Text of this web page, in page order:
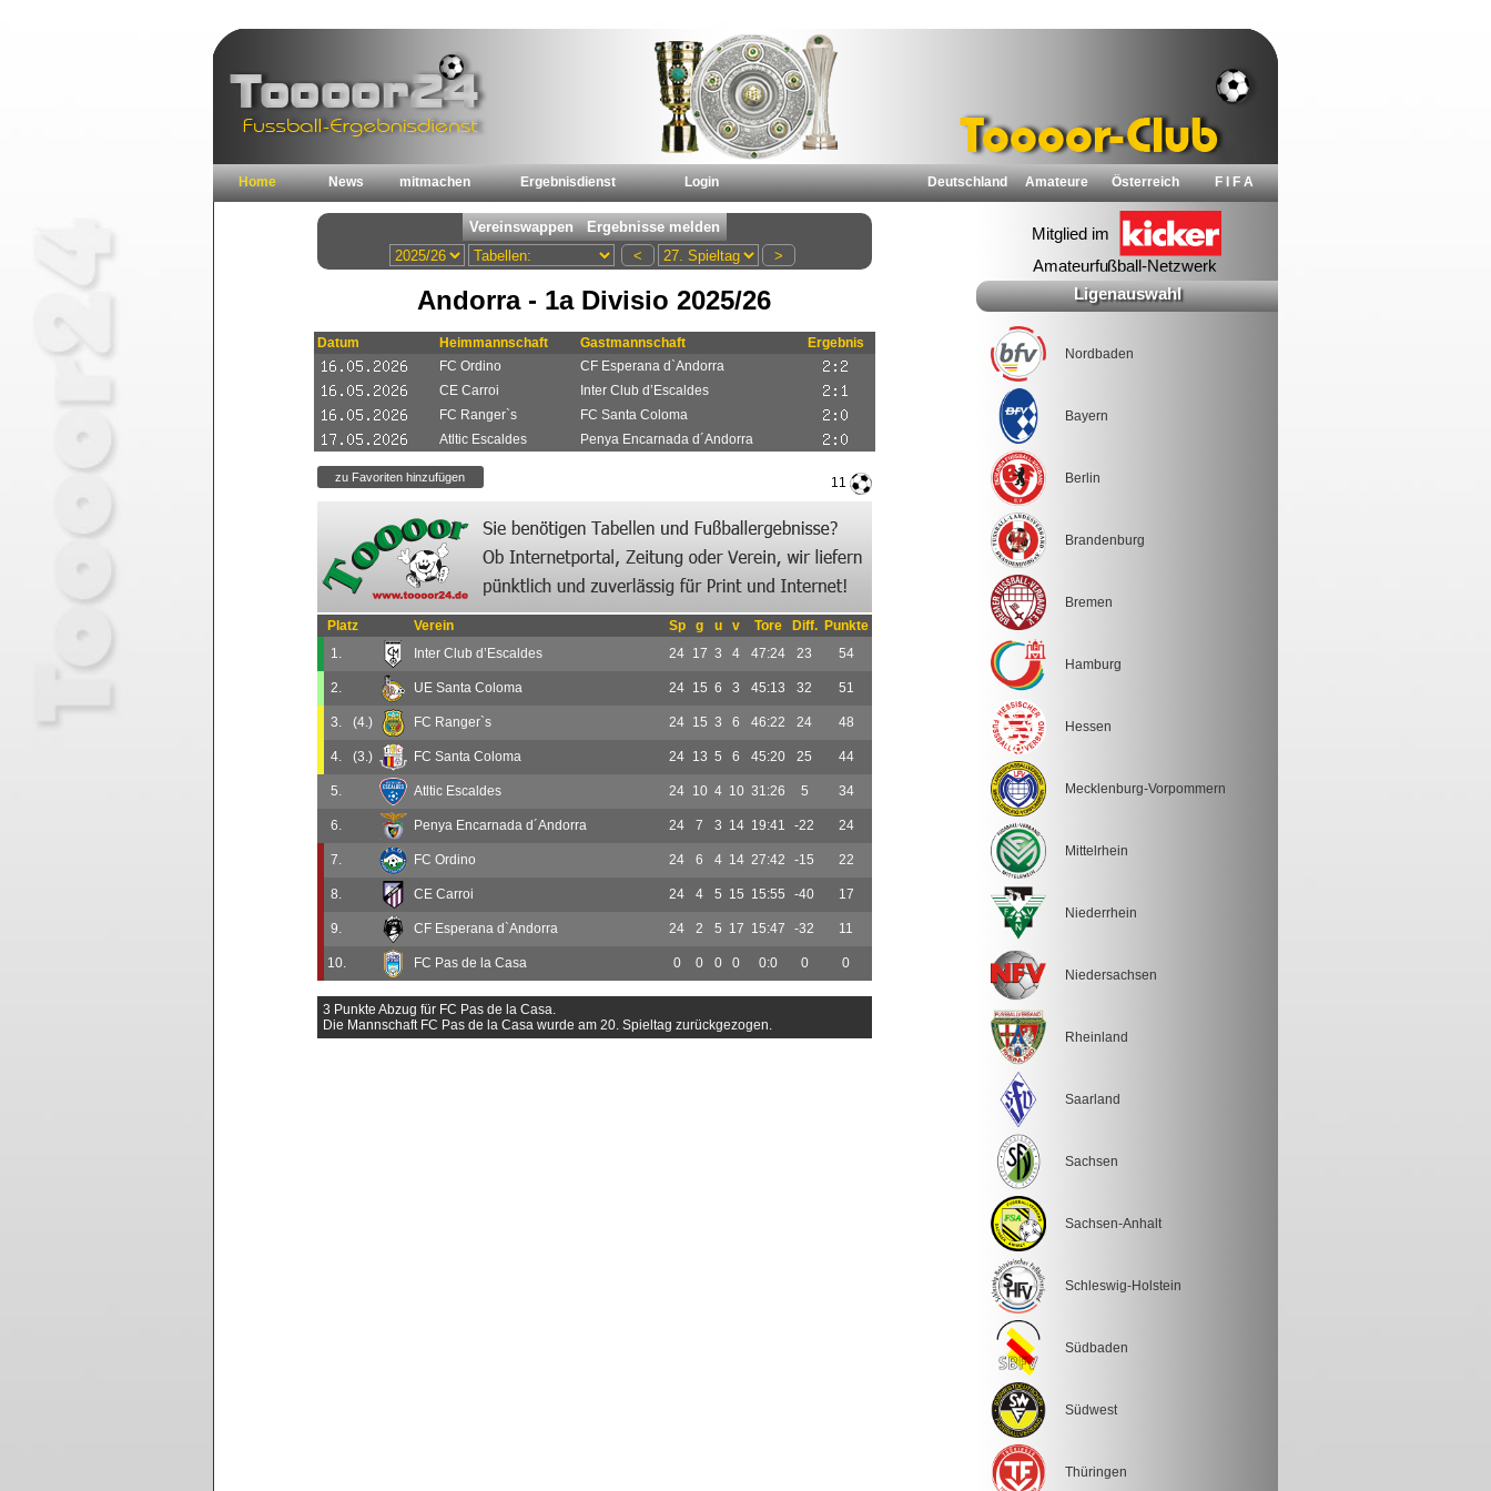
Home News mitmachen Ergebnisdienst Login Deutschland Amateure Österreich F I F A
Andorra - 1a Divisio 2025/26
Datum Heimmannschaft Gastmannschaft
Ergebnis
FC Ordino
CF Esperana d`Andorra
CE Carroi
Inter Club d’Escaldes
FC Ranger`s
FC Santa Coloma
Atltic Escaldes
Penya Encarnada d´Andorra
11
Platz Verein Sp g u v Tore Diff.
Punkte
1.
Inter Club d’Escaldes 24 17 3 4 47:24 23 54
2. UE Santa Coloma 24 15 6 3 45:13 32 51
3. (4.) FC Ranger`s 24 15 3 6 46:22 24 48
4. (3.) FC Santa Coloma 24 13 5 6 45:20 25 44
5. Atltic Escaldes 24 10 4 10 31:26 5 34
6. Penya Encarnada d´Andorra 24 7 3 14 19:41 -22 24
7. FC Ordino 24 6 4 14 27:42 -15 22
8. CE Carroi 24 4 5 15 15:55 -40 17
9. CF Esperana d`Andorra 24 2 5 17 15:47 -32 11
10. FC Pas de la Casa 0 0 0 0 0:0 0 0
3 Punkte Abzug für FC Pas de la Casa.
Die Mannschaft FC Pas de la Casa wurde am 20. Spieltag zurückgezogen.
Ligenauswahl
Nordbaden
Bayern
Berlin
Brandenburg
Bremen
Hamburg
Hessen
Mecklenburg-Vorpommern
Mittelrhein
Niederrhein
Niedersachsen
Rheinland
Saarland
Sachsen
Sachsen-Anhalt
Schleswig-Holstein
Südbaden
Südwest
Thüringen